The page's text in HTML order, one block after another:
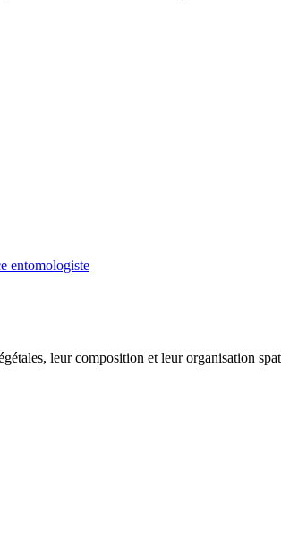
entomologiste
leur composition et leur organisation